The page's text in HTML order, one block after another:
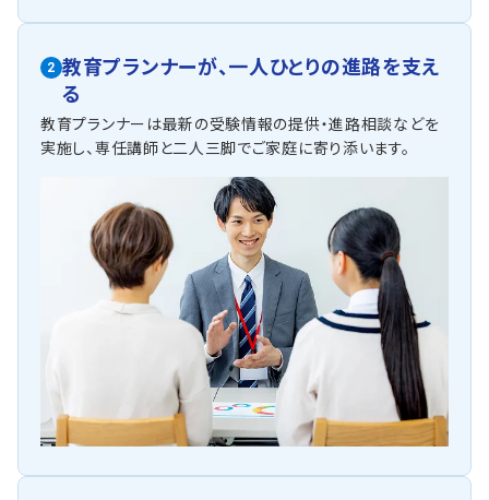
2 教育プランナーが、一人ひとりの進路を支え
る
教育プランナーは最新の受験情報の提供・進路相談などを
実施し、専任講師と二人三脚でご家庭に寄り添います。